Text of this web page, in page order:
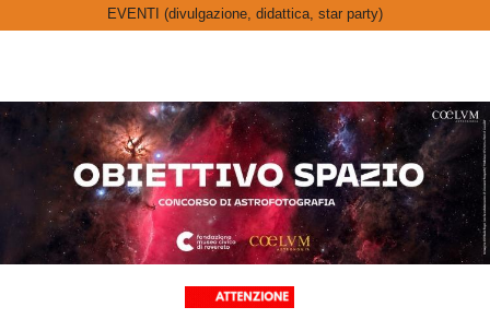
EVENTI (divulgazione, didattica, star party)